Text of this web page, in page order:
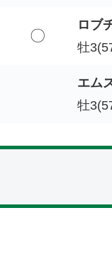
〇
ロブ
牡
エム
牡